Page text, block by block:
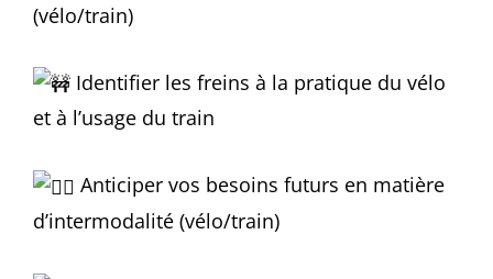
(vélo/train)
Identifier les freins à la pratique du vélo
et à l’usage du train
Anticiper vos besoins futurs en matière
d’intermodalité (vélo/train)